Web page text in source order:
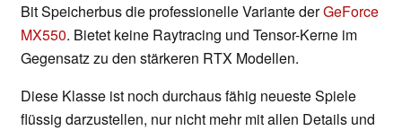
Bit Speicherbus die professionelle Variante derGeForce
MX550. Bietet keine Raytracing und Tensor-Kerne im
Gegensatz zu den stärkeren RTX Modellen.
Diese Klasse ist noch durchaus fähig neueste Spiele
flüssig darzustellen, nur nicht mehr mit allen Details und